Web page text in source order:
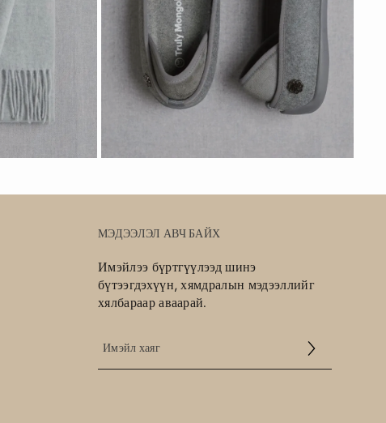
МЭДЭЭЛЭЛ АВЧ БАЙХ
Имэйлээ бүртгүүлээд шинэ
бүтээгдэхүүн, хямдралын мэдээллийг
хялбараар аваарай.